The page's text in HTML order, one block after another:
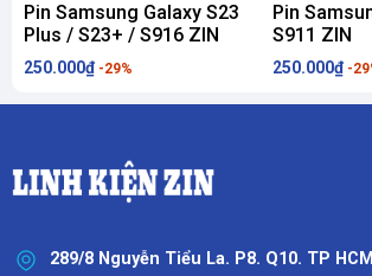
Pin Samsung Galaxy S23
Plus / S23+ / S916 ZIN
250.000₫ -29%
Pin
S911 ZIN
250.000₫ -
289/8 Nguyễn Tiểu La. P8. Q10. TP HCM